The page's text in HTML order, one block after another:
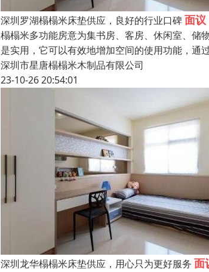
深圳罗湖榻榻米床垫供应，良好的行业口碑面议
榻榻米多功能房意为集书房、客房、休闲室、储
是实用，它可以有效地增加空间的使用功能，通
深圳市星唐榻榻米木制品有限公司
23-10-26 20:54:01
深圳龙华榻榻米床垫供应，用心只为更好服务 面